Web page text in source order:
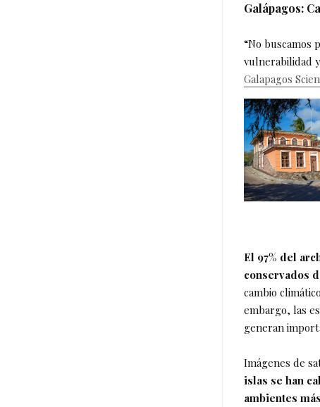
Galápagos:
“No buscamos
vulnerabilidad
Galapagos
El 97% del
conservados
cambio
embargo, las
generan
Imágenes de
islas se han
ambientes